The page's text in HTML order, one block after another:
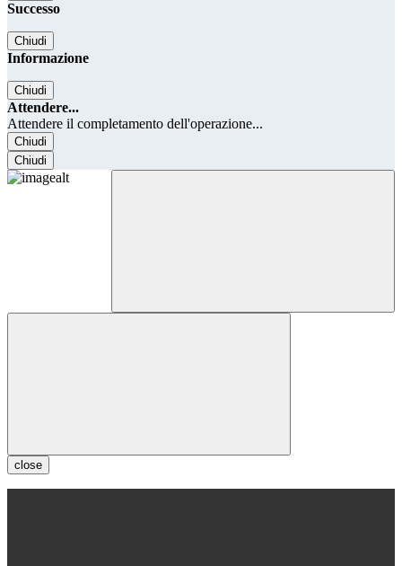
Successo
Chiudi
Informazione
Chiudi
Attendere...
Attendere il completamento dell'operazione...
Chiudi
Chiudi
close